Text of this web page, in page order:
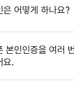
은 어떻게 하나요?
본인인증을 여러
요.